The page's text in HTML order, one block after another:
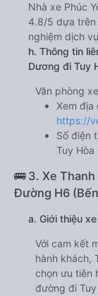
Nhà xe Phúc
4.8/5 dựa
nghiệm dịch
h. Thông tin
Dương đi Tuy
Văn phòng
Xem địa
https://
Số điện
Tuy Hòa
🚌 3. Xe
Đường H6
a. Giới thiệu
Với cam kết
hành khách,
chọn ưu tiên
đường đi Tuy